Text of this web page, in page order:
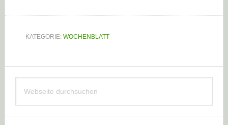
KATEGORIE: WOCHENBLATT
Haupt-
Sidebar
durchsuchen